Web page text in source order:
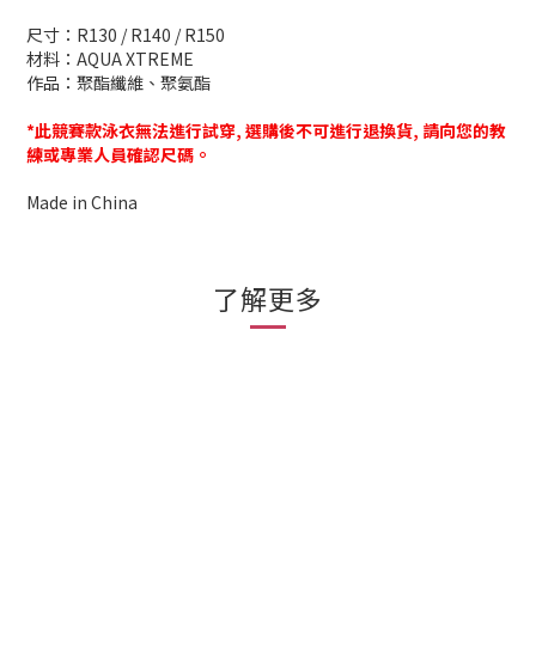
尺寸：R130 / R140 / R150
材料：AQUA XTREME
作品：聚酯纖維、聚氨酯
*此競賽款泳衣無法進行試穿, 選購後不可進行退換貨, 請向您的教
練或專業人員確認尺碼。
Made in China
了解更多